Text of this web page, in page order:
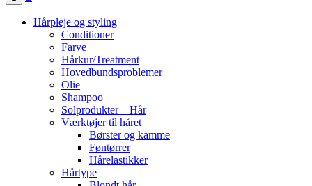
Hårpleje og styling
Conditioner
Farve
Hårkur/Treatment
Hovedbundsproblemer
Olie
Shampoo
Solprodukter – Hår
Værktøjer til håret
Børster og kamme
Føntørrer
Hårelastikker
Hårtype